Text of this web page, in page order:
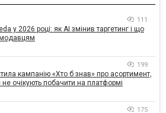
111
у 2026 році: як AI змінив таргетинг і що
199
кампанію «Хто б знав» про асортимент,
не очікують побачити на платформі
175